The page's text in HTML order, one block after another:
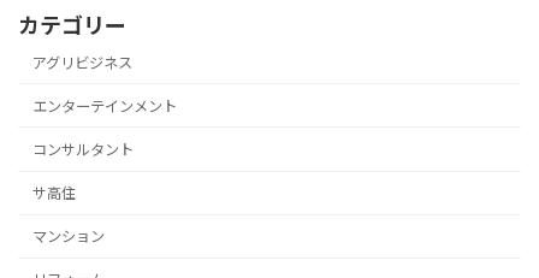
カテゴリー
アグリビジネス
エンターテインメント
コンサルタント
サ高住
マンション